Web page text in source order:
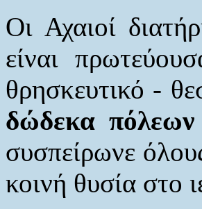
Οι Αχαιοί
είναι
θρησκευτικό -
δώδεκα πόλεων
συσπείρωνε
κοινή θυσία στο